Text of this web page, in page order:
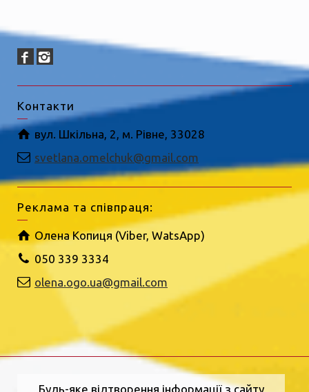
Контакти
вул. Шкільна, 2, м. Рівне, 33028
svetlana.omelchuk@gmail.com
Реклама та співпраця:
Олена Копиця (Viber, WatsApp)
050 339 3334
olena.ogo.ua@gmail.com
Будь-яке відтворення інформації з сайту